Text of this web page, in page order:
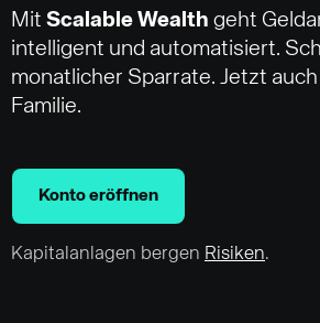
Mit Scalable Wealth geht
intelligent und automatisiert.
monatlicher Sparrate. Jetzt
Familie.
Konto eröffnen
Kapitalanlagen bergen Risiken.